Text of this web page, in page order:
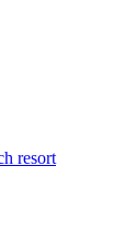
resort